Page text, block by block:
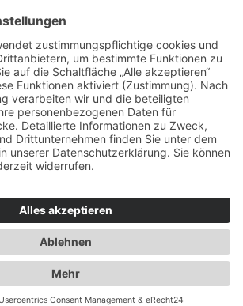
Burda
& Hosen
& Mäntel
Fantasy
& Deko
Suchen
Suchen
5 Buschstaben oder Zahlen eingeben!
Vertrag widerrufen